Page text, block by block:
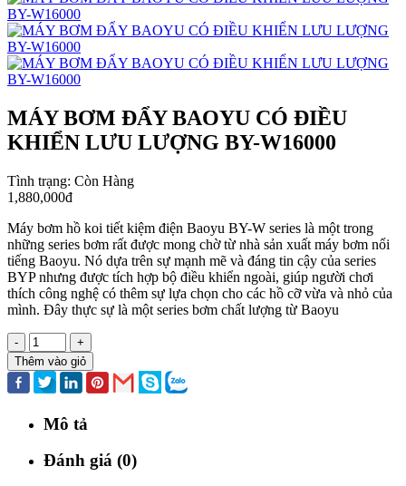
MÁY BƠM ĐẨY BAOYU CÓ ĐIỀU
KHIỂN LƯU LƯỢNG BY-W16000
Tình trạng: Còn Hàng
1,880,000đ
Máy bơm hồ koi tiết kiệm điện Baoyu BY-W series là một trong
những series bơm rất được mong chờ từ nhà sản xuất máy bơm nổi
tiếng Baoyu. Nó dựa trên sự mạnh mẽ và đáng tin cậy của series
BYP nhưng được tích hợp bộ điều khiển ngoài, giúp người chơi
thích công nghệ có thêm sự lựa chọn cho các hồ cỡ vừa và nhỏ của
mình. Đây thực sự là một series bơm chất lượng từ Baoyu
-
+
Thêm vào giỏ
Mô tả
Đánh giá (0)